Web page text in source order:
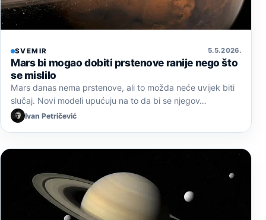
SVEMIR 5. 5. 2026.
Mars bi mogao dobiti prstenove ranije nego što
se mislilo
Mars danas nema prstenove, ali to možda neće uvijek biti
slučaj. Novi modeli upućuju na to da bi se njegov…
Ivan Petričević